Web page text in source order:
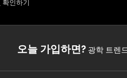
확인하기
오늘 가입하면?광학 트렌